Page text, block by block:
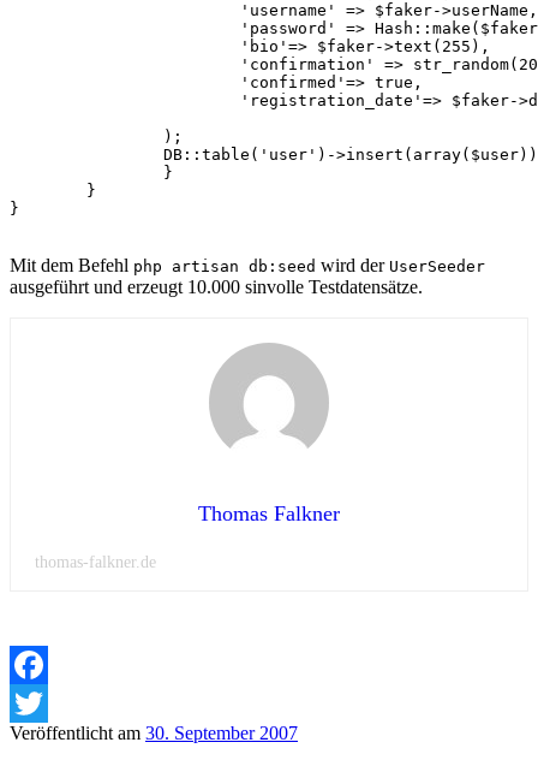
}
Mit dem Befehl php artisan db:seed wird der UserSeeder
ausgeführt und erzeugt 10.000 sinvolle Testdatensätze.
Thomas Falkner
thomas-falkner.de
Facebook
Twitter
Veröffentlicht am 30. September 2007